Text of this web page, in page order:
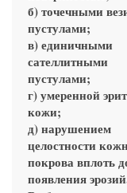
б) точечными
пустулами;
в) единичными
сателлитными
пустулами;
г) умеренной
кожи;
д) нарушением
целостности
покрова вплоть
появления